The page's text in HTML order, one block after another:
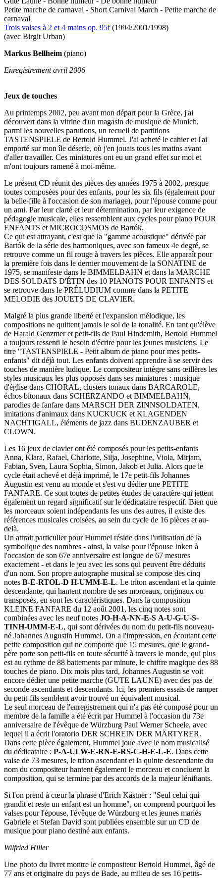
Petite marche de carnaval - Short Carnival March - Petite marche de
carnaval
Trois valses à 2 et 4 mains op. 95f(1994/2001/1998)
(avec Birgit Urban)
Markus Bellheim (piano)
Enregistrement avril 2006
Jeux de touches
Au printemps 2002, peu avant mon départ pour la Grèce, j'ai
découvert dans la vitrine d'un magasin de musique de Munich,
parmi les nouvelles parutions, un recueil de partitions
TASTENSPIELE de Bertold Hummel. J'ai acheté le cahier et l'ai
emporté sur mon île déserte, où j'en jouais tous les matins avant
d'aller travailler. Ces miniatures ont eu un grand effet sur moi et
m'ont toujours ramené à moi-même.
Le présent CD réunit des pièces des années 1975 à 2002, presque
toutes composées pour des enfants, pour les six fils (également pour
la belle-fille à l'occasion de son mariage), pour l'épouse comme pour
un ami. Par leur clarté et leur détermination, par leur exigence de
pédagogie musicale, elles ressemblent aux cycles pour piano POUR
ENFANTS et MICROCOSMOS de Bartók.
Ce qui est attrayant, c'est que la "gamme acoustique" dérivée par
Bartók de la série des harmoniques, avec son fameux 4e degré, se
retrouve comme un fil rouge à travers les pièces. Elle apparaît pour
la première fois dans le dernier mouvement de la SONATINE de
1975, se manifeste dans le BIMMELBAHN et dans la MARCHE
DES SOLDATS D'ÉTIN des 10 PIANOTS POUR ENFANTS et
se retrouve dans le PRÉLUDIUM comme dans la PETITE
MELODIE des JOUETS DE CLAVIER.
Malgré la plus grande liberté et l'expansion mélodique, les
compositions ne quittent jamais le sol de la tonalité. En tant qu'élève
de Harald Genzmer et petit-fils de Paul Hindemith, Bertold Hummel
a toujours ressenti le besoin d'écrire pour les jeunes musiciens. Le
titre "TASTENSPIELE - Petit album de piano pour mes petits-
enfants" dit déjà tout. Les enfants doivent apprendre à se servir des
touches de manière ludique. Le compositeur intègre sans œillères les
styles musicaux les plus opposés dans ses miniatures : musique
d'église dans CHORAL, clusters tonaux dans BARCAROLE,
échos bitonaux dans SCHERZANDO et BIMMELBAHN,
parodies de fanfare dans MARSCH DER ZINNSOLDATEN,
imitations d'animaux dans KUCKUCK et KLAGENDEN
NACHTIGALL, éléments de jazz dans BUDENZAUBER et
CLOWN.
Les 16 jeux de clavier ont été composés pour les petits-enfants
Anna, Klara, Rafael, Charlotte, Silja, Josephine, Viola, Mirjam,
Fabian, Sven, Laura Sophia, Simon, Jakob et Julia. Alors que le
cycle était achevé et déjà imprimé, le 17e petit-fils Johannes
Augustin est venu au monde et s'est vu dédier une PETITE
FANFARE. Ce sont toutes de petites études de caractère qui jettent
également un regard significatif sur le dédicataire respectif. Bien que
les morceaux soient indépendants les uns des autres, il existe des
références musicales croisées, au sein du cycle de 16 pièces et au-
delà.
Un attrait particulier pour Hummel réside dans l'utilisation de la
symbolique des nombres - ainsi, la valse pour l'épouse Inken à
l'occasion de son 67e anniversaire est longue de 67 mesures
exactement - et dans le jeu avec les sons qui peuvent être déduits
d'un nom. Son propre autographe musical se compose des cinq
notes B-E-RTOL-D H-UMM-E-L. Le triton ascendant et la quinte
descendante, qui hantent nombre de ses morceaux, originaux ou
transposés, en sont les caractéristiques. Dans la composition
KLEINE FANFARE du 12 août 2001, les cinq notes sont
combinées avec les neuf notes JO-H-A-NN-E-S A-U-G-U-S-
TINH-UMM-E-L, qui sont dérivées du nom du petit-fils nouveau-
né Johannes Augustin Hummel. On a l'impression, en écoutant cette
petite composition qui ne comporte que 15 mesures, que le grand-
père porte son petit-fils en toute sécurité à travers le monde, qui plus
est au rythme de 88 battements par minute, le chiffre magique des 88
touches de piano. Dix mois plus tard, Johannes Augustin se voit
encore dédier une petite marche (GUTE LAUNE) avec des pas de
seconde ascendants et descendants. Ici, les premiers essais de ramper
du petit-fils semblent avoir trouvé un équivalent musical.
Le seul morceau de l'enregistrement qui n'a pas été composé pour un
membre de la famille a été écrit par Hummel à l'occasion du 73e
anniversaire de l'évêque de Würzburg Paul Werner Scheele, avec
lequel il a écrit l'oratorio DER SCHREIN DER MÄRTYRER.
Dans cette pièce également, Hummel joue avec le nom musicalisé
du dédicataire : P-A-ULW-E-RN-E-RS-C-H-E-L-E. Dans cette
valse de 73 mesures, le triton ascendant et la quinte descendante du
nom du compositeur hantent également le morceau et concluent la
composition, qui se termine par des accords de la majeur lénifiants.
Si l'on prend à cœur la phrase d'Erich Kästner : "Seul celui qui
grandit et reste un enfant est un homme", on comprend pourquoi les
valses pour l'épouse, l'évêque de Würzburg et les jeunes mariés
Gabriele et Stefan David sont publiées ensemble sur un CD de
musique pour piano destiné aux enfants.
Wilfried Hiller
Une photo du livret montre le compositeur Bertold Hummel, âgé de
77 ans et originaire du pays de Bade, au milieu de ses 16 petits-